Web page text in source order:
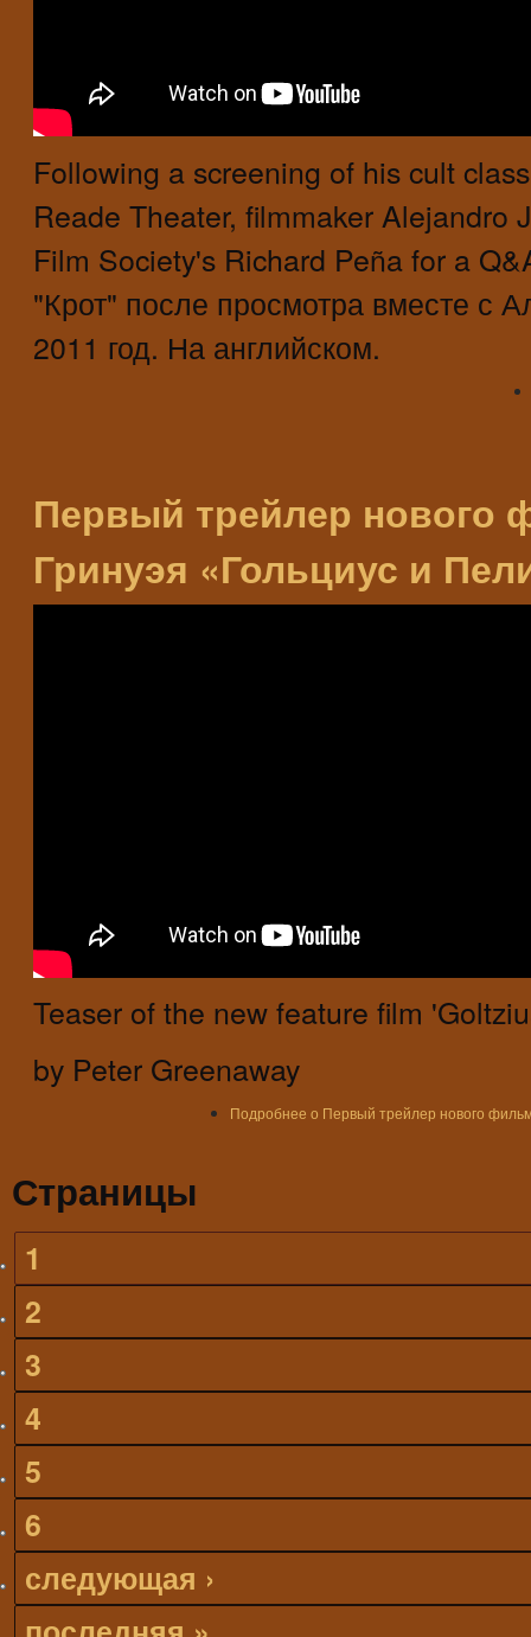
Following a screening of his cult
Reade Theater, filmmaker Alejandro
Film Society's Richard Peña for a
"Крот" после просмотра вместе с
2011 год. На английском.
Первый трейлер нового
Гринуэя «Гольциус и
Teaser of the new feature film
by Peter Greenaway
Подробнее о Первый трейлер нового
Страницы
1
2
3
4
5
6
следующая ›